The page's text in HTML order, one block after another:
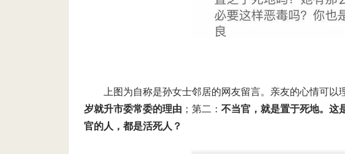
上图为自称是孙女士邻居的网友留言。亲友的心情可以
岁就升市委常委的理由 ；第二： 不当官，就是置于死地。这
官的人，都是活死人？